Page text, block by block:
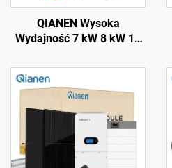
QIANEN Wysoka
Wydajność 7 kW 8 kW 10
Polikrystaliczny Panel
Słoneczny z Regulatorem
MPPT System Zasilania
Słonecznego Dla Domu